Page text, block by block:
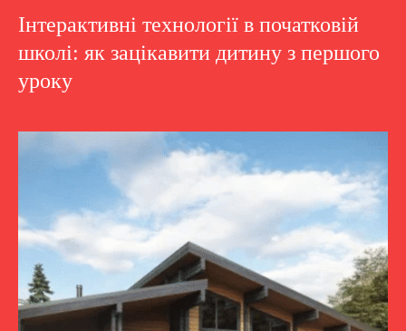
Інтерактивні технології в початковій
школі: як зацікавити дитину з першого
уроку